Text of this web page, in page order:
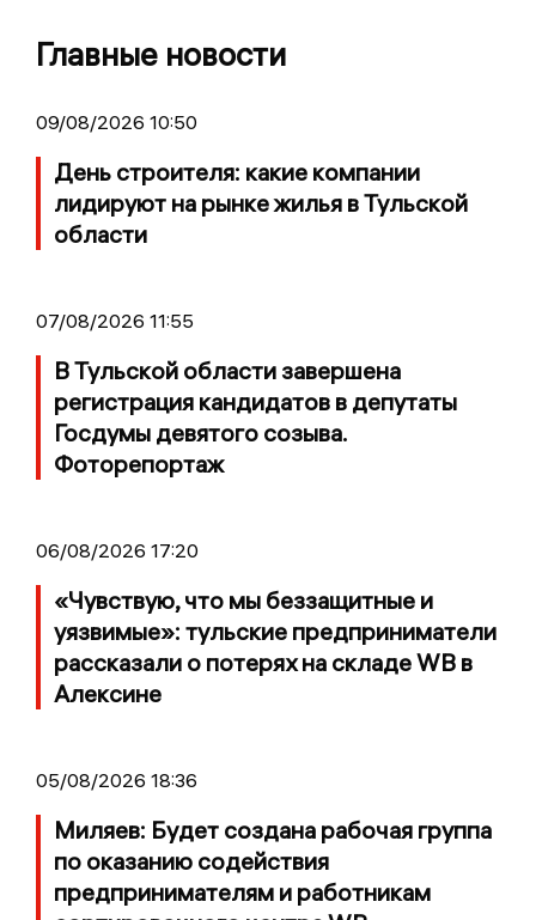
Главные новости
09/08/2026 10:50
День строителя: какие компании
лидируют на рынке жилья в Тульской
области
07/08/2026 11:55
В Тульской области завершена
регистрация кандидатов в депутаты
Госдумы девятого созыва.
Фоторепортаж
06/08/2026 17:20
«Чувствую, что мы беззащитные и
уязвимые»: тульские предприниматели
рассказали о потерях на складе WB в
Алексине
05/08/2026 18:36
Миляев: Будет создана рабочая группа
по оказанию содействия
предпринимателям и работникам